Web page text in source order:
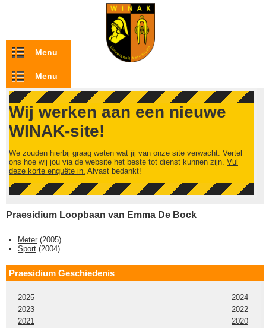
Overslaan en naar de inhoud gaan
Menu
Menu
Wij werken aan een nieuwe
WINAK-site!
We zouden hierbij graag weten wat jij van onze site verwacht. Vertel
ons hoe wij jou via de website het beste tot dienst kunnen zijn. Vul
deze korte enquête in. Alvast bedankt!
Praesidium Loopbaan van Emma De Bock
Meter (2005)
Sport (2004)
Praesidium Geschiedenis
2025
2024
2023
2022
2021
2020